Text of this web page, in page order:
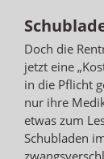
Doch die
jetzt eine
in die Pflicht
nur ihre
etwas zum
Schubladen